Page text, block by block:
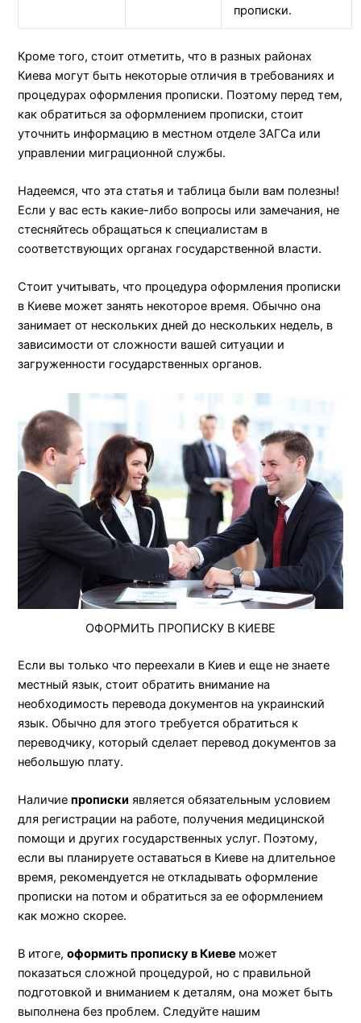
прописки.
Кроме того, стоит отметить, что в разных районах
Киева могут быть некоторые отличия в требованиях и
процедурах оформления прописки. Поэтому перед тем,
как обратиться за оформлением прописки, стоит
уточнить информацию в местном отделе ЗАГСа или
управлении миграционной службы.
Надеемся, что эта статья и таблица были вам полезны!
Если у вас есть какие-либо вопросы или замечания, не
стесняйтесь обращаться к специалистам в
соответствующих органах государственной власти.
Cтоит учитывать, что процедура оформления прописки
в Киеве может занять некоторое время. Обычно она
занимает от нескольких дней до нескольких недель, в
зависимости от сложности вашей ситуации и
загруженности государственных органов.
ОФОРМИТЬ ПРОПИСКУ В КИЕВЕ
Если вы только что переехали в Киев и еще не знаете
местный язык, стоит обратить внимание на
необходимость перевода документов на украинский
язык. Обычно для этого требуется обратиться к
переводчику, который сделает перевод документов за
небольшую плату.
Наличиепрописки является обязательным условием
для регистрации на работе, получения медицинской
помощи и других государственных услуг. Поэтому,
если вы планируете оставаться в Киеве на длительное
время, рекомендуется не откладывать оформление
прописки на потом и обратиться за ее оформлением
как можно скорее.
В итоге,оформить прописку в Киеве может
показаться сложной процедурой, но с правильной
подготовкой и вниманием к деталям, она может быть
выполнена без проблем. Следуйте нашим